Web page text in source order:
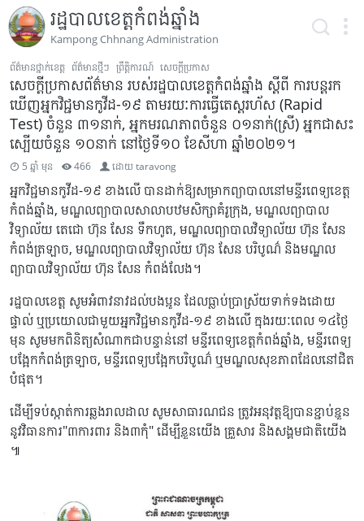
រដ្ឋបាលខេត្តកំពង់ឆ្នាំង
Kampong Chhnang Administration
ព័ត៌មានថ្នាក់ខេត្ត ព័ត៌មានថ្មីៗ ព្រឹត្តិការណ៍ សេចក្ដីប្រកាស
សេចក្តីប្រកាសព័ត៌មាន របស់រដ្ឋបាលខេត្តកំពង់ឆ្នាំង ស្តីពី ការបន្តរក
ឃើញអ្នកវិជ្ជមានកូវីដ-១៩ តាមរយៈការធ្វើតេស្តរហ័ស (Rapid
Test) ចំនួន ៣១នាក់, អ្នកមរណភាពចំនួន ០១នាក់(ស្រី) អ្នកជាសះ
ស្បើយចំនួន ១០នាក់ នៅថ្ងៃទី១០ ខែសីហា ឆ្នាំ២០២១។
5 ឆ្នាំ មុន 466 ដោយtaravong
អ្នកវិជ្ជមានកូវីដ-១៩ ខាងលើ បានដាក់ឱ្យសម្រាក​ព្យាបាលនៅមន្ទីរពេទ្យខេត្ត
កំពង់ឆ្នាំង, មណ្ឌលព្យាបាលសាលាបឋមសិក្សាគំរូក្រុង, ​មណ្ឌលព្យាបាល​
វិទ្យាល័យ​​​ តេជោ ហ៊ុន សែន ទឹកហូត, មណ្ឌលព្យាបាលវិទ្យាល័យ ហ៊ុន សែន
កំពង់ត្រឡាច, មណ្ឌលព្យាបាលវិទ្យាល័យ ហ៊ុន សែន បរិបូណ៌ និងមណ្ឌល
ព្យាបាលវិទ្យាល័យ ហ៊ុន សែន កំពង់លែង។
រដ្ឋបាលខេត្ត សូមអំពាវនាវដល់​បងប្អូន ដែលធ្លាប់ប្រាស្រ័យទាក់ទង​ដោយ
ផ្ទាល់ ឬប្រយោលជាមួយ​អ្នកវិជ្ជមាន​កូវីដ-១៩ ខាងលើ ក្នុងរយៈពេល ១៤ថ្ងៃ
មុន សូមមកពិនិត្យសំណាក​ជាបន្ទាន់​នៅ មន្ទីរពេទ្យខេត្តកំពង់ឆ្នាំង, មន្ទីរពេទ្យ
បង្អែកកំពង់ត្រឡាច, មន្ទីរពេទ្យបង្អែកបរិបូណ៌ ឬមណ្ឌលសុខភាពដែលនៅជិត
បំផុត។
ដើម្បីទប់ស្កាត់​ការឆ្លង​រាលដាល សូមសាធារណជន ត្រូវអនុវត្តឱ្យបានខ្ជាប់ខ្ជួន
នូវវិធានការ"៣ការពារ និង៣កុំ" ដើម្បី​​ខ្លួនយើង គ្រួសារ និងសង្គមជាតិយើង
៕